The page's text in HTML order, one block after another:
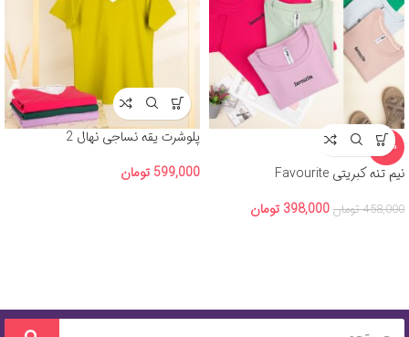
-13%
نیم تنه کبریتی Favourite
458,000 تومان 398,000 تومان
پلوشرت یقه نساجی نهال 2
599,000 تومان